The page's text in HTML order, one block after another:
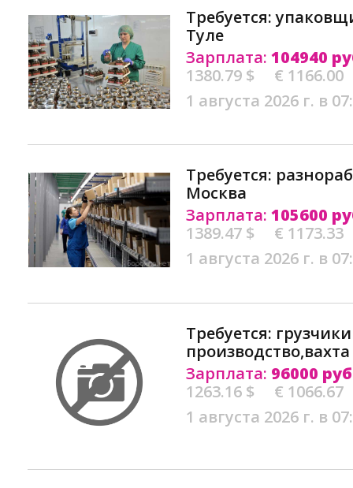
Требуется:
Туле
Зарплата: 104940
1380.79 $
€ 1166.00
1 августа 2026 г. в
Требуется:
Москва
Зарплата: 105600
1389.47 $
€ 1173.33
1 августа 2026 г. в
Требуется:
Зарплата: 96000
1263.16 $
€ 1066.67
1 августа 2026 г. в